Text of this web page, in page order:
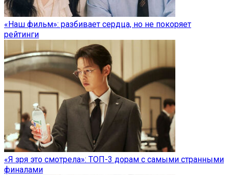
«Наш фильм»: разбивает сердца, но не покоряет
рейтинги
«Я зря это смотрела»: ТОП-3 дорам с самыми странными
финалами